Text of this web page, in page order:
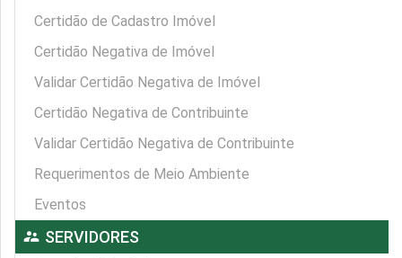
Certidão de Cadastro Imóvel
Certidão Negativa de Imóvel
Validar Certidão Negativa de Imóvel
Certidão Negativa de Contribuinte
Validar Certidão Negativa de Contribuinte
Requerimentos de Meio Ambiente
Eventos
supervisor_account SERVIDORES